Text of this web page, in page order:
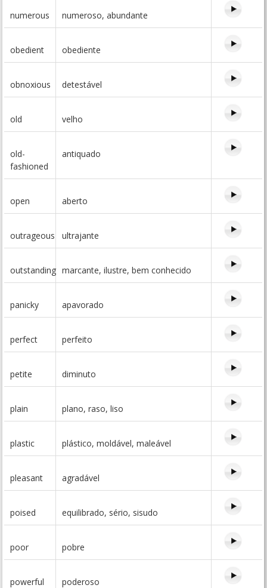
numerous numeroso, abundante
obedient obediente
obnoxious detestável
old velho
old-
fashioned
antiquado
open aberto
outrageous ultrajante
outstanding marcante, ilustre, bem conhecido
panicky apavorado
perfect perfeito
petite diminuto
plain plano, raso, liso
plastic plástico, moldável, maleável
pleasant agradável
poised equilibrado, sério, sisudo
poor pobre
powerful poderoso